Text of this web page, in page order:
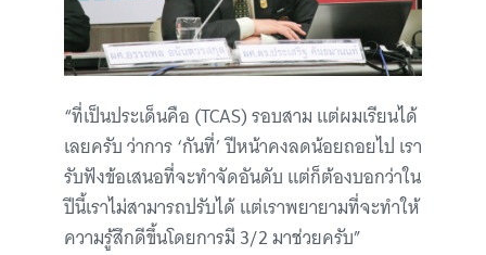
“ที่เป็นประเด็นคือ (TCAS) รอบสาม แต่ผมเรียนได้
เลยครับ ว่าการ ‘กันที่’ ปีหน้าคงลดน้อยถอยไป เรา
รับฟังข้อเสนอที่จะทำจัดอันดับ แต่ก็ต้องบอกว่าใน
ปีนี้เราไม่สามารถปรับได้ แต่เราพยายามที่จะทำให้
ความรู้สึกดีขึ้นโดยการมี 3/2 มาช่วยครับ”